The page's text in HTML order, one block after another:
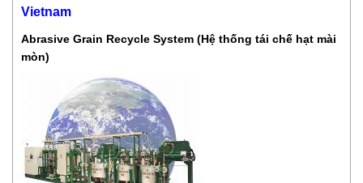
Vietnam
Abrasive Grain Recycle System (Hệ thống tái chế hạt mài
mòn)